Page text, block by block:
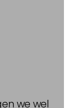
we wel